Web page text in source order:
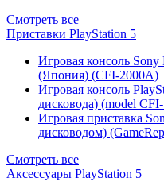
Смотреть все
Приставки PlayStation 5
Игровая консоль
(Япония) (CFI-2000A)
Игровая консоль
дисковода) (model
Игровая приставка
дисководом)
Смотреть все
Аксессуары PlayStation 5